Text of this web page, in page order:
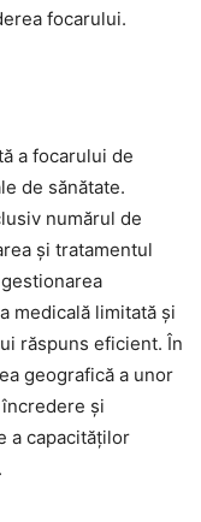
focarului.
a focarului de
de sănătate.
numărul de
și tratamentul
medicală limitată și
răspuns eficient. În
geografică a unor
și
a capacităților